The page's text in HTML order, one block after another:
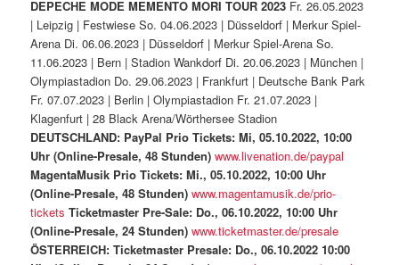
DEPECHE MODE MEMENTO MORI TOUR 2023 Fr. 26.05.2023
| Leipzig | Festwiese So. 04.06.2023 | Düsseldorf | Merkur Spiel-
Arena Di. 06.06.2023 | Düsseldorf | Merkur Spiel-Arena So.
11.06.2023 | Bern | Stadion Wankdorf Di. 20.06.2023 | München |
Olympiastadion Do. 29.06.2023 | Frankfurt | Deutsche Bank Park
Fr. 07.07.2023 | Berlin | Olympiastadion Fr. 21.07.2023 |
Klagenfurt | 28 Black Arena/Wörthersee Stadion
DEUTSCHLAND: PayPal Prio Tickets: Mi, 05.10.2022, 10:00
Uhr (Online-Presale, 48 Stunden) www.livenation.de/paypal
MagentaMusik Prio Tickets: Mi., 05.10.2022, 10:00 Uhr
(Online-Presale, 48 Stunden) www.magentamusik.de/prio-
tickets Ticketmaster Pre-Sale: Do., 06.10.2022, 10:00 Uhr
(Online-Presale, 24 Stunden) www.ticketmaster.de/presale
ÖSTERREICH: Ticketmaster Presale: Do., 06.10.2022 10:00